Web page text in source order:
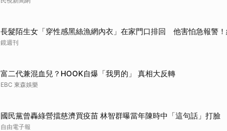
長髮陌生女「穿性感黑絲漁網內衣」在家門口排回 他害怕急報警
鏡週刊
富二代兼混血兒？HOOK自爆「我男的」 真相大反轉
EBC 東森娛樂
國民黨曾轟綠營擋慈濟買疫苗 林智群曝當年陳時中「這句話」打臉
自由電子報